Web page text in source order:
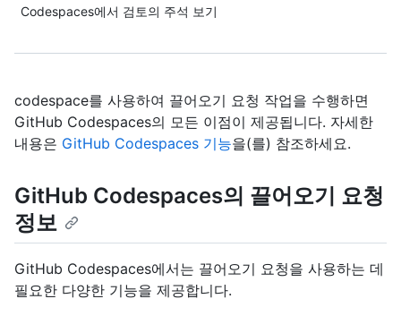
Codespaces에서 검토의 주석 보기
codespace를 사용하여 끌어오기 요청 작업을 수행하면
GitHub Codespaces의 모든 이점이 제공됩니다. 자세한
내용은 GitHub Codespaces 기능을(를) 참조하세요.
GitHub Codespaces의 끌어오기 요청
정보
GitHub Codespaces에서는 끌어오기 요청을 사용하는 데
필요한 다양한 기능을 제공합니다.